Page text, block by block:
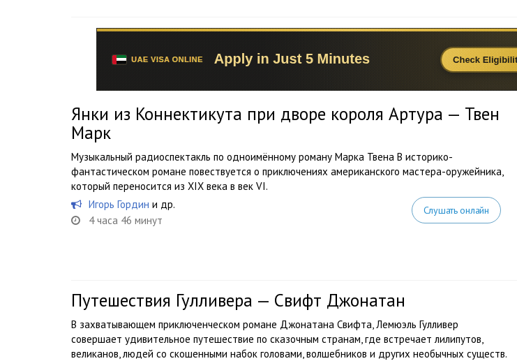
Янки из Коннектикута при дворе короля Артура — Твен
Марк
Музыкальный радиоспектакль по одноимённому роману Марка Твена В историко-
фантастическом романе повествуется о приключениях американского мастера-оружейника,
который переносится из ХІХ века в век VІ.
Игорь Гордин и др.
4 часа 46 минут
Слушать онлайн
Путешествия Гулливера — Свифт Джонатан
В захватывающем приключенческом романе Джонатана Свифта, Лемюэль Гулливер
совершает удивительное путешествие по сказочным странам, где встречает лилипутов,
великанов, людей со скошенными набок головами, волшебников и других необычных существ.